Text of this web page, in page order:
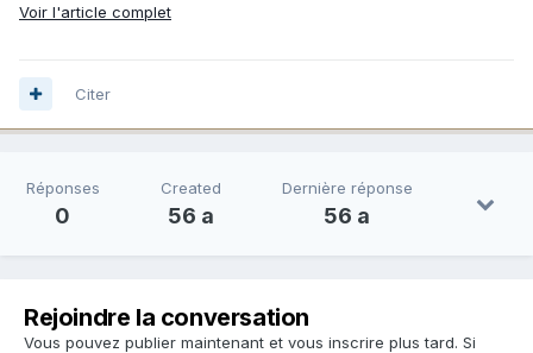
Voir l'article complet
Citer
Réponses
0
Created
56 a
Dernière réponse
56 a
Rejoindre la conversation
Vous pouvez publier maintenant et vous inscrire plus tard. Si